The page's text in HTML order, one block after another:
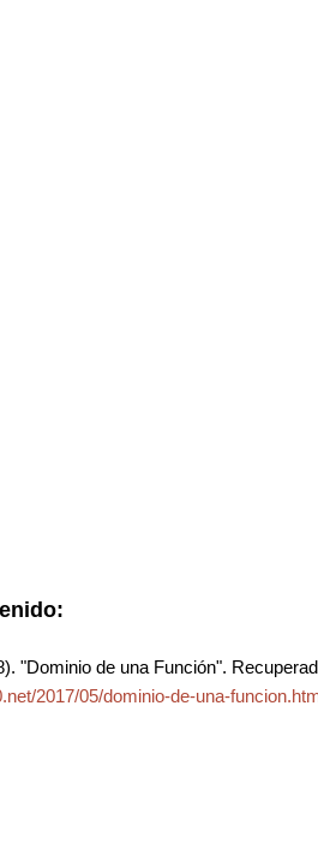
"Dominio de una Función".
2017/05/dominio-de-una-